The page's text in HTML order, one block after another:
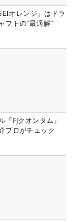
オレンジ』はドラ
フトの“最適解”
『FJクオンタム』
プロがチェック